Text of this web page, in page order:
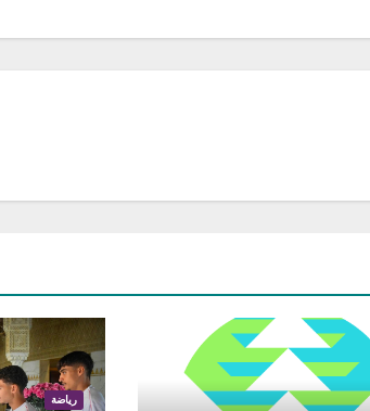
رياضة